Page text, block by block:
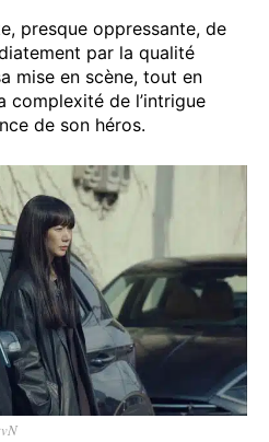
presque oppressante, de
par la qualité
mise en scène, tout en
complexité de l’intrigue
de son héros.